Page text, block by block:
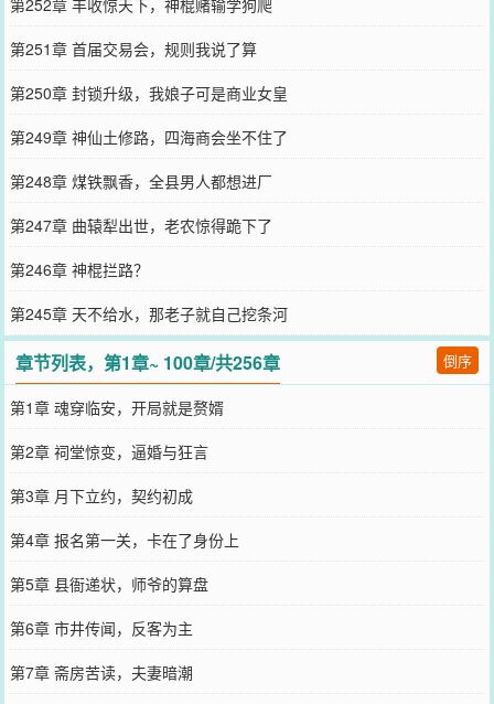
第252章 丰收惊天下，神棍赌输学狗爬
第251章 首届交易会，规则我说了算
第250章 封锁升级，我娘子可是商业女皇
第249章 神仙土修路，四海商会坐不住了
第248章 煤铁飘香，全县男人都想进厂
第247章 曲辕犁出世，老农惊得跪下了
第246章 神棍拦路？
第245章 天不给水，那老子就自己挖条河
章节列表，第1章~ 100章/共256章 倒序
第1章 魂穿临安，开局就是赘婿
第2章 祠堂惊变，逼婚与狂言
第3章 月下立约，契约初成
第4章 报名第一关，卡在了身份上
第5章 县衙递状，师爷的算盘
第6章 市井传闻，反客为主
第7章 斋房苦读，夫妻暗潮